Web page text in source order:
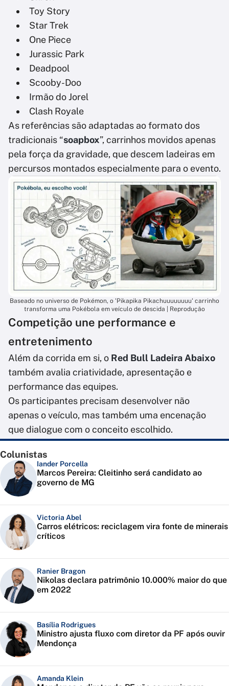
Toy Story
Star Trek
One Piece
Jurassic Park
Deadpool
Scooby-Doo
Irmão do Jorel
Clash Royale
As referências são adaptadas ao formato dos
tradicionais “soapbox”, carrinhos movidos apenas
pela força da gravidade, que descem ladeiras em
percursos montados especialmente para o evento.
Baseado no universo de Pokémon, o 'Pikapika Pikachuuuuuuuu' carrinho
transforma uma Pokébola em veículo de descida | Reprodução
Competição une performance e
entretenimento
Além da corrida em si, o Red Bull Ladeira Abaixo
também avalia criatividade, apresentação e
performance das equipes.
Os participantes precisam desenvolver não
apenas o veículo, mas também uma encenação
que dialogue com o conceito escolhido.
Colunistas
Iander Porcella
Marcos Pereira: Cleitinho será candidato ao
governo de MG
Victoria Abel
Carros elétricos: reciclagem vira fonte de minerais
críticos
Ranier Bragon
Nikolas declara patrimônio 10.000% maior do que
em 2022
Basília Rodrigues
Ministro ajusta fluxo com diretor da PF após ouvir
Mendonça
Amanda Klein